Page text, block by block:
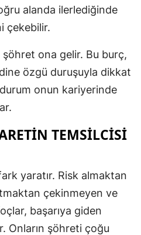
Konya
Malatya
Manisa
Mardin
Muş
Nevşehir
Niğde
alanda ilerlediğinde
çekebilir.
ona gelir. Bu burç,
özgü duruşuyla dikkat
onun kariyerinde
TEMSILCISI
yaratır. Risk almaktan
çekinmeyen ve
başarıya giden
Onların şöhreti çoğu